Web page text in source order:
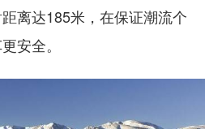
离达185米，在保证潮流个
安全。